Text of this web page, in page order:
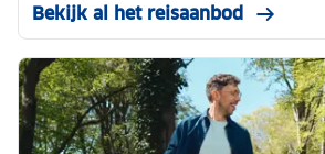
Bekijk al het reisaanbod